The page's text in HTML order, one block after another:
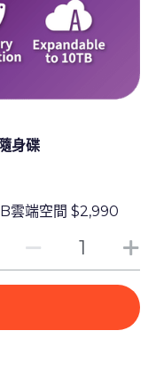
身碟
雲端空間 $2,990